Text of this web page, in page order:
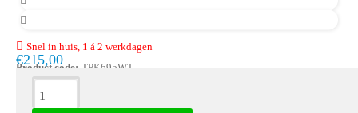
Snel in huis, 1 á 2 werkdagen
Product code: TPK695WT
€215,00
Omschrijving